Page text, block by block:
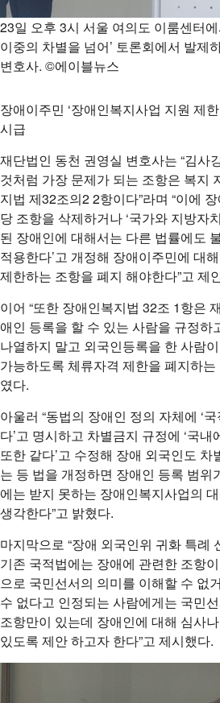
23일 오후 3시 서울 여의도 이룸센터
이중의 차별을 넘어’ 토론회에서 발제
변호사. ©에이블뉴스
장애이주민 ‘장애인복지사업 지원 제
시급
재단법인 동천 권영실 변호사는 “김사
것처럼 가장 문제가 되는 조항은 복지
지법 제32조의2 2항이다”라며 “이에
당 조항을 삭제하거나 ‘국가와 지방자
된 장애인에 대해서는 다른 법률에도
적용한다’고 개정해 장애이주민에 대
제한하는 조항을 폐지 해야한다”고 제
이어 “또한 장애인복지법 32조 1항은
애인 등록을 할 수 있는 사람을 규정하
나열하지 말고 외국인등록을 한 사람
가능하도록 체류자격 제한을 폐지하
였다.
아울러 “동법의 장애인 정의 자체에 ‘
다’고 명시하고 차별금지 규정에 ‘국
또한 같다’고 수정해 장애 외국인도
는 등 법을 개정하면 장애인 등록 범위
에는 받지 못하는 장애인복지사업의
생각한다”고 밝혔다.
마지막으로 “장애 외국인위 귀화 특례
기존 국적법에는 장애에 관련한 조항
으로 국민선서의 의미를 이해할 수 없
수 없다고 인정되는 사람에게는 국민
조항만이 있는데 장애인에 대해 심사
있도록 제안 하고자 한다”고 제시했다.